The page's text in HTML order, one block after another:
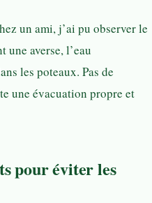
un ami, j’ai pu observer le
une averse, l’eau
les poteaux. Pas de
une évacuation propre et
pour éviter les